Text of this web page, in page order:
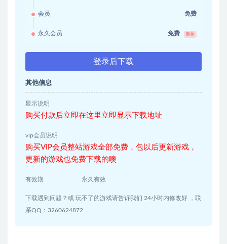
会员 免费
永久会员 免费 推荐
登录后下载
其他信息
显示说明
购买付款后立即在这里立即显示下载地址
vip会员说明
购买VIP会员整站游戏全部免费，包以后更新游戏，
更新的游戏也免费下载的噢
有效期 永久有效
下载遇到问题？或 玩不了的游戏请告诉我们 24小时内修改好 ，联
系QQ：3260624872